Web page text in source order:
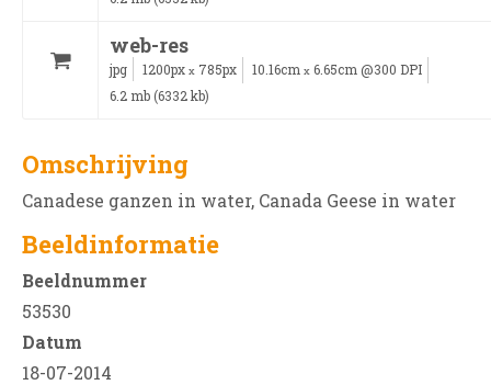
web-res
jpg 1200px x 785px 10.16cm x 6.65cm @300 DPI
6.2 mb (6332 kb)
Omschrijving
Canadese ganzen in water, Canada Geese in water
Beeldinformatie
Beeldnummer
53530
Datum
18-07-2014